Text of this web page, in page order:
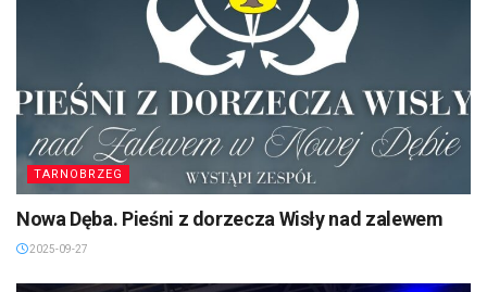
TARNOBRZEG
Nowa Dęba. Pieśni z dorzecza Wisły nad zalewem
2025-09-27